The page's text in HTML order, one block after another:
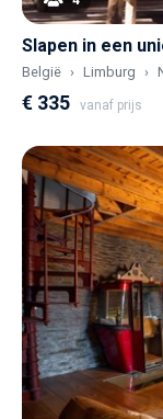
Slapen in een
België Limburg
€ 335 vanaf prijs